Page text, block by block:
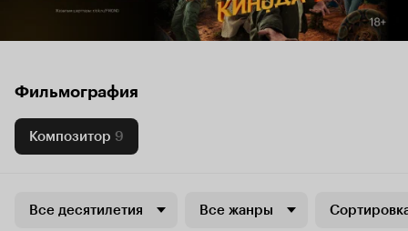
Фильмография
Композитор 9
Все десятилетия Все жанры